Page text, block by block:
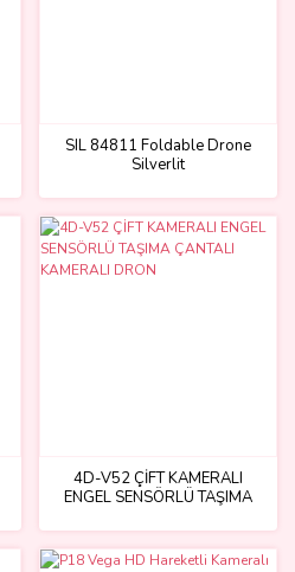
SIL 84811 Foldable Drone
Silverlit
4D-V52 ÇİFT KAMERALI
ENGEL SENSÖRLÜ TAŞIMA